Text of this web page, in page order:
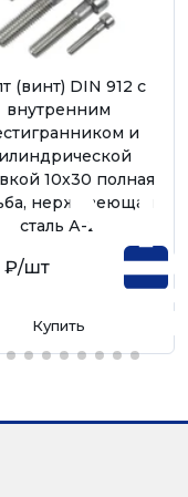
(винт) DIN 912 с
внутренним
и
10х30 полная
нержавеющая
сталь А-2
₽/шт
Купить